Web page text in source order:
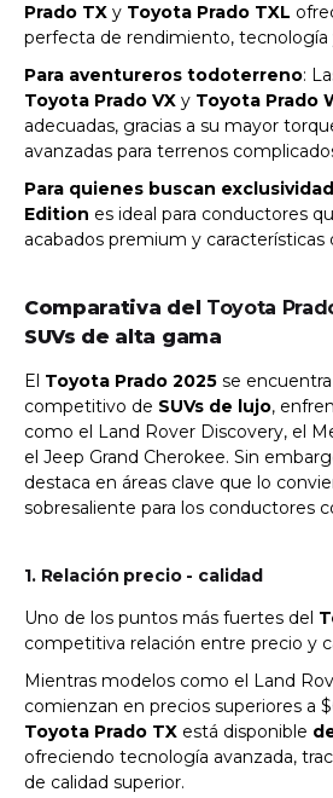
Prado TX y Toyota Prado TXL
perfecta de rendimiento, tecnología
Para aventureros todoterreno:
Toyota Prado VX y Toyota Prado
adecuadas, gracias a su mayor
avanzadas para terrenos
Para quienes buscan exclusividad
Edition es ideal para conductores
acabados premium y características
Comparativa del Toyota
SUVs de alta gama
El Toyota Prado 2025 se
competitivo de SUVs de lujo,
como el Land Rover Discovery, el
el Jeep Grand Cherokee. Sin
destaca en áreas clave que lo
sobresaliente para los conductores
1. Relación precio - calidad
Uno de los puntos más fuertes del
competitiva relación entre precio y
Mientras modelos como el Land
comienzan en precios superiores a
Toyota Prado TX está disponible
ofreciendo tecnología avanzada,
de calidad superior.